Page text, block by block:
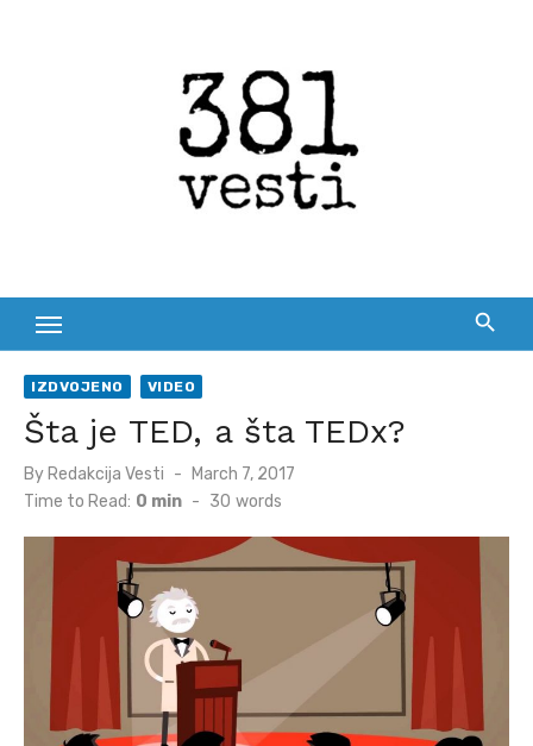
IZDVOJENO VIDEO
Šta je TED, a šta TEDx?
By Redakcija Vesti
Posted
March 7, 2017
Time to Read: 0 min - 30 words